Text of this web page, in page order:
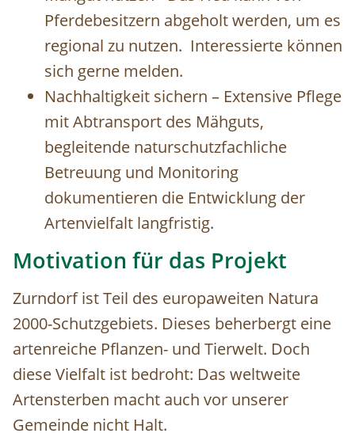
Pferdebesitzern abgeholt werden, um es
regional zu nutzen. Interessierte können
sich gerne melden.
Nachhaltigkeit sichern – Extensive Pflege
mit Abtransport des Mähguts,
begleitende naturschutzfachliche
Betreuung und Monitoring
dokumentieren die Entwicklung der
Artenvielfalt langfristig.
Motivation für das Projekt
Zurndorf ist Teil des europaweiten Natura
2000-Schutzgebiets. Dieses beherbergt eine
artenreiche Pflanzen- und Tierwelt. Doch
diese Vielfalt ist bedroht: Das weltweite
Artensterben macht auch vor unserer
Gemeinde nicht Halt.